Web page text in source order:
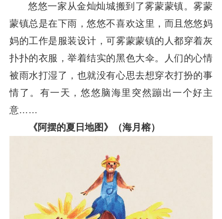
悠悠一家从金灿灿城搬到了雾蒙蒙镇。雾蒙
蒙镇总是在下雨，悠悠不喜欢这里，而且悠悠妈
妈的工作是服装设计，可雾蒙蒙镇的人都穿着灰
扑扑的衣服，举着结实的黑色大伞。人们的心情
被雨水打湿了，也就没有心思去想穿衣打扮的事
情了。有一天，悠悠脑海里突然蹦出一个好主
意……
《阿摆的夏日地图》（海月榕）